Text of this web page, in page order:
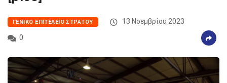
ΓΕΝΙΚΌ ΕΠΙΤΕΛΕΊΟ ΣΤΡΑΤΟΎ
13 Νοεμβρίου 2023
0